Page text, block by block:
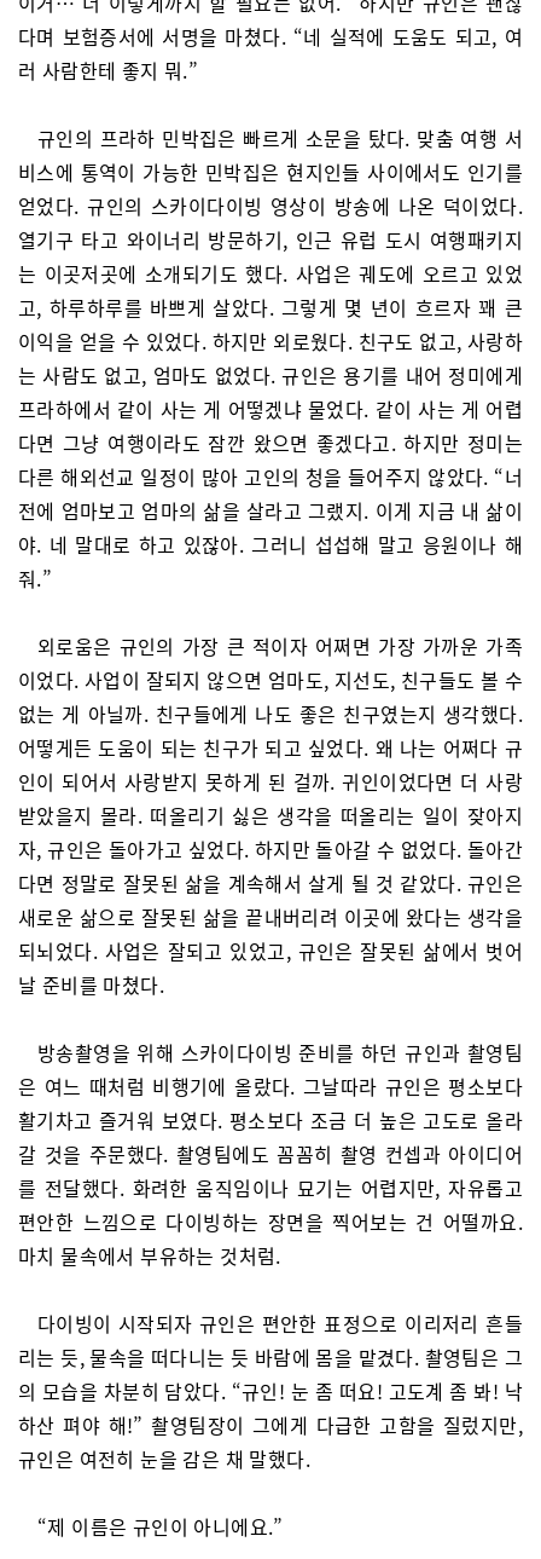
다며 보험증서에 서명을 마쳤다. “네 실적에 도움도 되고, 여
러 사람한테 좋지 뭐.”
규인의 프라하 민박집은 빠르게 소문을 탔다. 맞춤 여행 서
비스에 통역이 가능한 민박집은 현지인들 사이에서도 인기를
얻었다. 규인의 스카이다이빙 영상이 방송에 나온 덕이었다.
열기구 타고 와이너리 방문하기, 인근 유럽 도시 여행패키지
는 이곳저곳에 소개되기도 했다. 사업은 궤도에 오르고 있었
고, 하루하루를 바쁘게 살았다. 그렇게 몇 년이 흐르자 꽤 큰
이익을 얻을 수 있었다. 하지만 외로웠다. 친구도 없고, 사랑하
는 사람도 없고, 엄마도 없었다. 규인은 용기를 내어 정미에게
프라하에서 같이 사는 게 어떻겠냐 물었다. 같이 사는 게 어렵
다면 그냥 여행이라도 잠깐 왔으면 좋겠다고. 하지만 정미는
다른 해외선교 일정이 많아 고인의 청을 들어주지 않았다. “너
전에 엄마보고 엄마의 삶을 살라고 그랬지. 이게 지금 내 삶이
야. 네 말대로 하고 있잖아. 그러니 섭섭해 말고 응원이나 해
줘.”
외로움은 규인의 가장 큰 적이자 어쩌면 가장 가까운 가족
이었다. 사업이 잘되지 않으면 엄마도, 지선도, 친구들도 볼 수
없는 게 아닐까. 친구들에게 나도 좋은 친구였는지 생각했다.
어떻게든 도움이 되는 친구가 되고 싶었다. 왜 나는 어쩌다 규
인이 되어서 사랑받지 못하게 된 걸까. 귀인이었다면 더 사랑
받았을지 몰라. 떠올리기 싫은 생각을 떠올리는 일이 잦아지
자, 규인은 돌아가고 싶었다. 하지만 돌아갈 수 없었다. 돌아간
다면 정말로 잘못된 삶을 계속해서 살게 될 것 같았다. 규인은
새로운 삶으로 잘못된 삶을 끝내버리려 이곳에 왔다는 생각을
되뇌었다. 사업은 잘되고 있었고, 규인은 잘못된 삶에서 벗어
날 준비를 마쳤다.
방송촬영을 위해 스카이다이빙 준비를 하던 규인과 촬영팀
은 여느 때처럼 비행기에 올랐다. 그날따라 규인은 평소보다
활기차고 즐거워 보였다. 평소보다 조금 더 높은 고도로 올라
갈 것을 주문했다. 촬영팀에도 꼼꼼히 촬영 컨셉과 아이디어
를 전달했다. 화려한 움직임이나 묘기는 어렵지만, 자유롭고
편안한 느낌으로 다이빙하는 장면을 찍어보는 건 어떨까요.
마치 물속에서 부유하는 것처럼.
다이빙이 시작되자 규인은 편안한 표정으로 이리저리 흔들
리는 듯, 물속을 떠다니는 듯 바람에 몸을 맡겼다. 촬영팀은 그
의 모습을 차분히 담았다. “규인! 눈 좀 떠요! 고도계 좀 봐! 낙
하산 펴야 해!” 촬영팀장이 그에게 다급한 고함을 질렀지만,
규인은 여전히 눈을 감은 채 말했다.
“제 이름은 규인이 아니에요.”